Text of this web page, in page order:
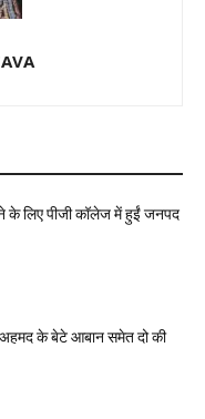
के लिए पीजी कॉलेज में हुईं जनपद
के बेटे आबान समेत दो की